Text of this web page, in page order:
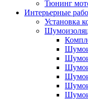
Тюнинг
Интерьерные
Установка